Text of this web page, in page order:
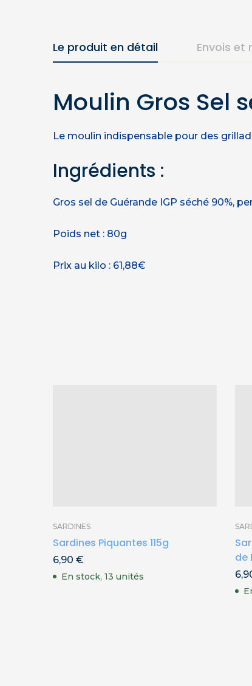
Le produit en détail Envois et
Moulin Gros Sel
Le moulin indispensable pour des
Ingrédients :
Gros sel de Guérande IGP séché 90%,
Poids net : 80g
Prix au kilo : 61,88€
SARDINES
Sardines Piquantes 115g
6,90 €
En stock, 13 unités
de